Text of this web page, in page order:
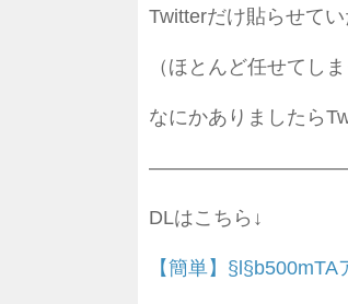
Twitterだけ貼らせて
（ほとんど任せてし
なにかありましたら
DLはこちら↓
【簡単】§l§b500mTA